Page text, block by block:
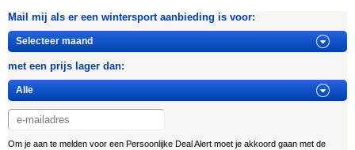
Mail mij als er een wintersport aanbieding is voor:
met een prijs lager dan:
Om je aan te melden voor een Persoonlijke Deal Alert moet je akkoord gaan met de